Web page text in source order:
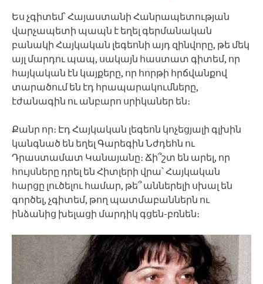
Ես չգիտեմ՝ Հայաստանի Հանրապետության
վարչապետի պապն է եղել գերմանական
բանակի Հայկական լեգեոնի այդ զինվորը, թե մեկ
այլ մարդու պապ, սակայն հաստատ գիտեմ, որ
հայկական էն կայքերը, որ հորթի հրճվանքով
տարածում են էդ հրապարակումները,
էժանագին ու անբարո սրիկաներ են։
Քանր որ։ Էդ Հայկական լեգեոն կոչեցյալի գլխին
կանգնած են եղել Գարեգին Նժդեհն ու
Դրաստամատ Կանայանը։ Ճի՞շտ են արել, որ
հույսները դրել են Հիտլերի վրա՝ Հայկական
հարցը լուծելու համար, թե՞ աններելի սխալ են
գործել, չգիտեմ, թող պատմաբաններն ու
ինձանից խելացի մարդիկ գցեն-բռնեն։